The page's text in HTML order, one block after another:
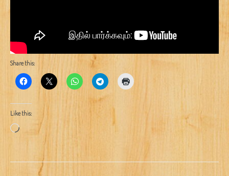
Share this:
Like this:
Loading…